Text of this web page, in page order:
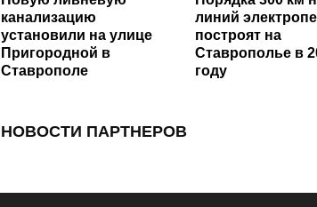
канализацию
установили на улице
Пригородной в
Ставрополе
линий
построят на
Ставрополье в
году
НОВОСТИ ПАРТНЕРОВ